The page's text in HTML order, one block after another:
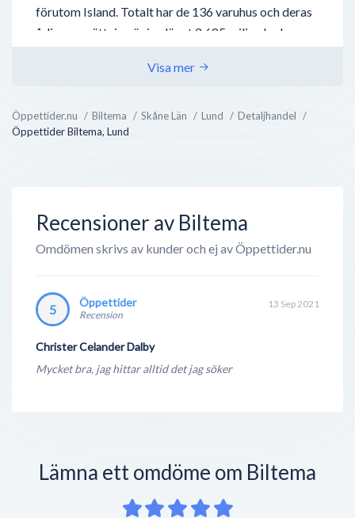
Öppettider.nu Biltema Skåne Län Lund
Detaljhandel
Öppettider Biltema, Lund
förutom Island. Totalt har de 136 varuhus och deras
årliga omsättning är i nuläget 2,685 miljarder kronor.
Affärsidén bakom Biltema var från början att sänka
sänka priset på delarna rejält. Detta gjorde butiken
Visa mer
Recensioner av Biltema
Omdömen skrivs av kunder och ej av Öppettider.nu
5 Öppettider
Recension
Christer Celander Dalby
13 Sep 2021
Mycket bra, jag hittar alltid det jag söker
Lämna ett omdöme om Biltema